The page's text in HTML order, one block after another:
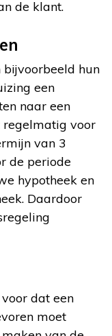
de klant.
hun
een
naar een
regelmatig voor
van 3
de periode
hypotheek en
Daardoor
dat een
moet